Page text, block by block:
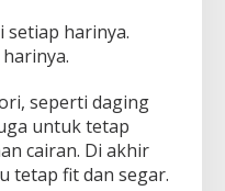
setiap harinya.
seperti daging
untuk tetap
cairan. Di akhir
tetap fit dan segar.